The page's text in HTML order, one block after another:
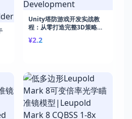
Unity塔防游戏开发实战教
程：从零打造完整3D策略游
Defense Game
¥2.2